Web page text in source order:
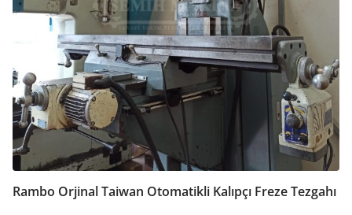
Rambo Orjinal Taiwan Otomatikli Kalıpçı Freze Tezgahı